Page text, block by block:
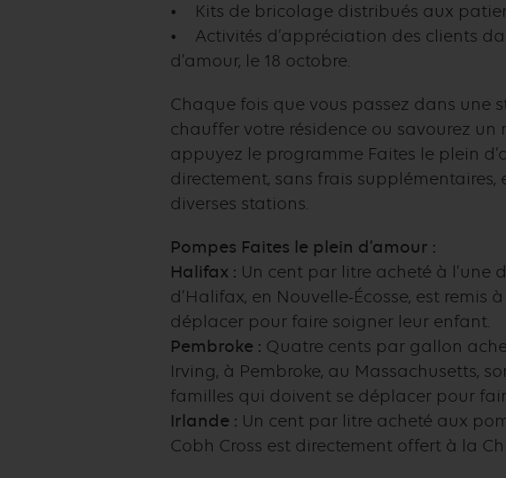
• Kits de bricolage distribués aux
• Activités d’appréciation des clients
d’amour, le 18 octobre.
Chaque fois que vous passez dans une
chauffer votre résidence ou savourez
appuyez le programme Faites le plein
directement, sans frais
diverses stations.
Pompes Faites le plein d’amour :
Halifax : Un cent par litre acheté à
d’Halifax, en Nouvelle-Écosse, est
déplacer pour faire soigner leur enfant.
Pembroke : Quatre cents par gallon
Irving, à Pembroke, au Massachusetts,
familles qui doivent se déplacer pour
Irlande : Un cent par litre acheté aux
Cobh Cross est directement offert à la